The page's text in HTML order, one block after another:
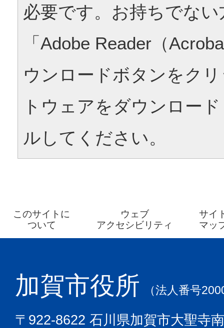
必要です。お持ちでな
「Adobe Reader（
ウンロードボタンをク
トウェアをダウンロー
ルしてください。
このサイトに
ついて
ウェブ
アクセシビリティ
サイ
マッ
加賀市役所 （法人番号
〒922-8622 石川県加賀市大聖寺